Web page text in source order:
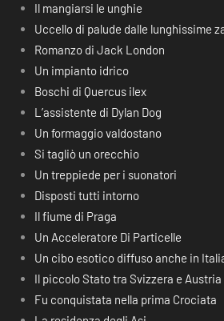
Il mangiarsi le unghie
Uccello di palude dalle lunghissime
Romanzo di Jack London
Un impianto idrico
Boschi di Quercus ilex
L’assistente di Dylan Dog
Un formaggio valdostano
Si tagliò un orecchio
Un treppiede per i suonatori
Disposti tutti intorno
Il fiume di Praga
Un Acceleratore Di Particelle
Un cibo esotico diffuso anche in
Il piccolo Stato tra Svizzera e Austria
Fu conquistata nella prima Crociata